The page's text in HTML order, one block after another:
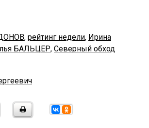
, рейтинг недели, Ирина
БАЛЬЦЕР, Северный обход